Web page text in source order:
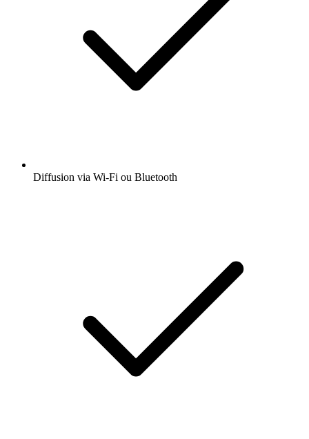
Diffusion via Wi-Fi ou Bluetooth